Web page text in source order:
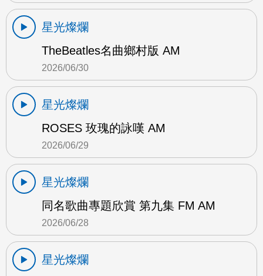
星光燦爛
TheBeatles名曲鄉村版 AM
2026/06/30
星光燦爛
ROSES 玫瑰的詠嘆 AM
2026/06/29
星光燦爛
同名歌曲專題欣賞 第九集 FM AM
2026/06/28
星光燦爛